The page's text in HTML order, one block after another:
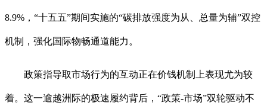
8.9%，“十五五”期间实施的“碳排放强度为从、总量为辅”双控
机制，强化国际物畅通道能力。
政策指导取市场行为的互动正在价钱机制上表现尤为较
着。这一逾越洲际的极速履约背后，“政策-市场”双轮驱动不